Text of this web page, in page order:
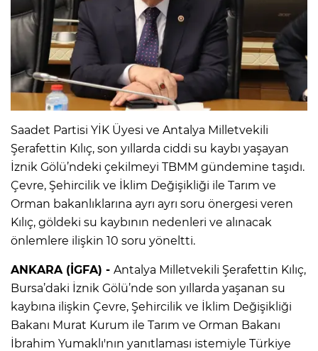
Saadet Partisi YİK Üyesi ve Antalya Milletvekili
Şerafettin Kılıç, son yıllarda ciddi su kaybı yaşayan
İznik Gölü’ndeki çekilmeyi TBMM gündemine taşıdı.
Çevre, Şehircilik ve İklim Değişikliği ile Tarım ve
Orman bakanlıklarına ayrı ayrı soru önergesi veren
Kılıç, göldeki su kaybının nedenleri ve alınacak
önlemlere ilişkin 10 soru yöneltti.
ANKARA (İGFA) - Antalya Milletvekili Şerafettin Kılıç,
Bursa’daki İznik Gölü’nde son yıllarda yaşanan su
kaybına ilişkin Çevre, Şehircilik ve İklim Değişikliği
Bakanı Murat Kurum ile Tarım ve Orman Bakanı
İbrahim Yumaklı'nın yanıtlaması istemiyle Türkiye